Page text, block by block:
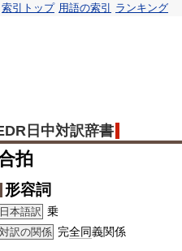
索引トップ 用語の索引 ランキング
日中対訳辞書
拍
形容詞
日本語訳 乗
対訳の関係 完全同義関係